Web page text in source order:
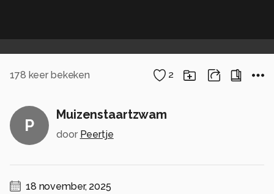
178 keer bekeken 2
P
Muizenstaartzwam
door Peertje
18 november, 2025